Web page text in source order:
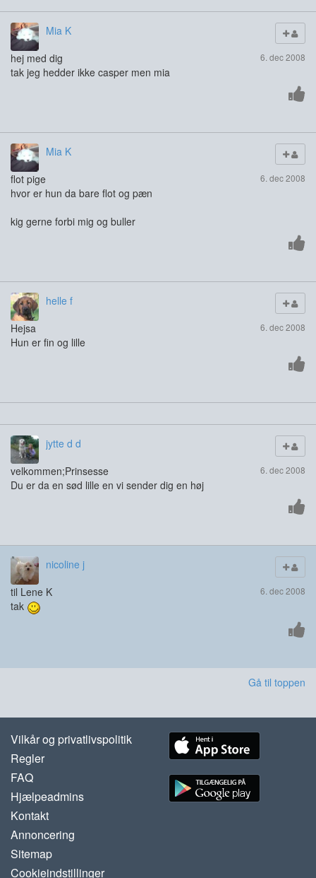
Mia K
6. dec 2008
hej med dig
tak jeg hedder ikke casper men mia
Mia K
6. dec 2008
flot pige
hvor er hun da bare flot og pæn
kig gerne forbi mig og buller
helle f
6. dec 2008
Hejsa
Hun er fin og lille
jytte d d
6. dec 2008
velkommen;Prinsesse
Du er da en sød lille en vi sender dig en høj
nicoline j
6. dec 2008
til Lene K
tak
Gå til toppen
Vilkår og privatlivspolitik
Regler
FAQ
Hjælpeadmins
Kontakt
Annoncering
Sitemap
Cookieindstillinger